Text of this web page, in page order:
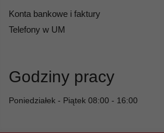
Konta bankowe i faktury
Telefony w UM
Godziny pracy
Poniedziałek - Piątek 08:00 - 16:00